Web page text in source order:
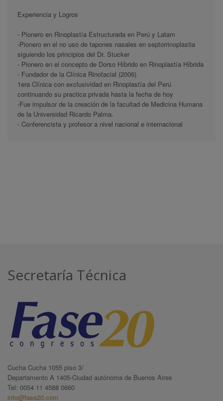
Experiencia y Logros
- Pionero en Rinoplastía Estructurada en Perú y Latam
-Pionero en el no uso de tapones nasales en septorrinoplastia
siguiendo los principios del Dr. Stucker
- Pionero en el concepto de Dorso Híbrido en Rinoplastía Híbrida
- Fundador de la Clínica Rinofacial (2006)
1era Clínica con exclusividad en Rinoplastía del Perú
continuando su practica privada hasta la fecha de hoy
-Fue impulsor de la creación de la facultad de Medicina Humana
de la Universidad Ricardo Palma.
- Conferencista y profesor a nivel nacional e internacional
Secretaría Técnica
Cucha Cucha 1055 piso 3/
Departamento A 1405-Ciudad autónoma de Buenos Aires
Tel: 0054 11 4588 0660
info@fase20.com